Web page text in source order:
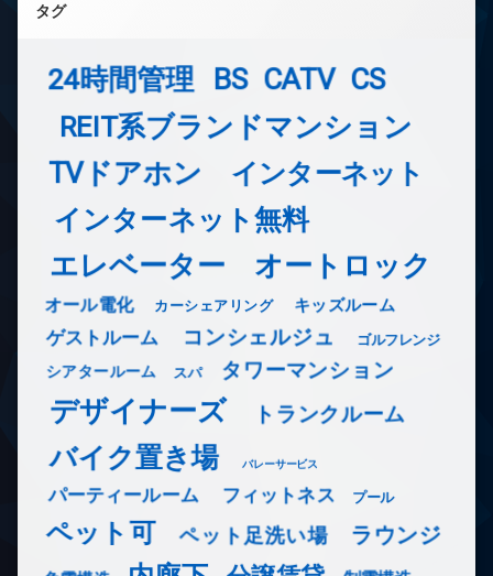
タグ
24時間管理 BS CATV CS
REIT系ブランドマンション
TVドアホン インターネット
インターネット無料
エレベーター オートロック
オール電化 カーシェアリング キッズルーム
ゲストルーム コンシェルジュ ゴルフレンジ
シアタールーム スパ タワーマンション
デザイナーズ トランクルーム
バイク置き場 バレーサービス
パーティールーム フィットネス プール
ペット可 ペット足洗い場 ラウンジ